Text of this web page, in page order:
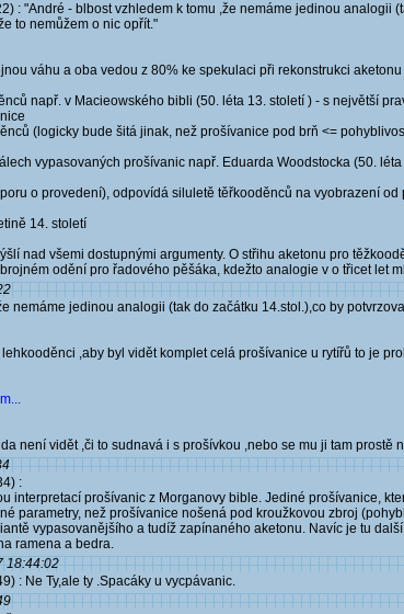
: "André - blbost vzhledem k tomu ,že nemáme jedinou
to nemůžem o nic opřít."
váhu a oba vedou z 80% ke spekulaci při rekonstrukci
např. v Macieowského bibli (50. léta 13. století ) - s největší
(logicky bude šitá jinak, než prošívanice pod brň <=
vypasovaných prošívanic např. Eduarda Woodstocka (50.
o provedení), odpovídá siluletě těřkooděnců na vyobrazení
14. století
nad všemi dostupnými argumenty. O střihu aketonu pro
odění pro řadového pěšáka, kdežto analogie v o třicet let
nemáme jedinou analogii (tak do začátku 14.stol.),co by
,aby byl vidět komplet celá prošívanice u rytířů to je
není vidět ,či to sudnavá i s prošívkou ,nebo se mu ji tam prostě
:
interpretací prošívanic z Morganovy bible. Jediné prošívanice,
parametry, než prošívanice nošená pod kroužkovou zbroj
vypasovanějšího a tudíž zapínaného aketonu. Navíc je tu
ramena a bedra.
18:44:02
: Ne Ty,ale ty .Spacáky u vycpávanic.